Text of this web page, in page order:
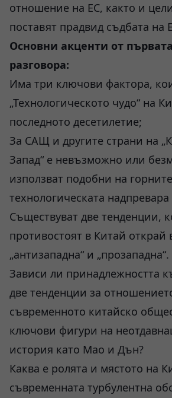
отношение на ЕС, както и
поставят прадвид съдбата на
Основни акценти от
разговора:
Има три ключови фактора,
„Технологическото чудо“ на
последното десетилетие;
За САЩ и другите страни на
Запад“ е невъзможно или
използват подобни на
технологическата
Съществуват две тенденции,
противостоят в Китай открай
„антизападна“ и „прозападна“.
Зависи ли принадлежността
две тенденции за
съвременното китайско
ключови фигури на
история като Мао и Дън?
Каква е ролята и мястото на
съвременната турбулентна